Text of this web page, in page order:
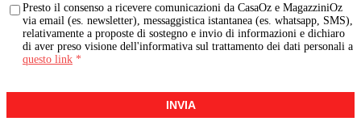
Presto il consenso a ricevere comunicazioni da CasaOz e MagazziniOz
via email (es. newsletter), messaggistica istantanea (es. whatsapp, SMS),
relativamente a proposte di sostegno e invio di informazioni e dichiaro
di aver preso visione dell'informativa sul trattamento dei dati personali a
questo link *
INVIA